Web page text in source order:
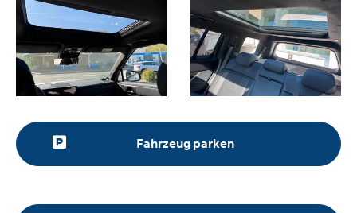
Fahrzeug parken